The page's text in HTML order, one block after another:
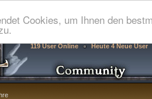
Cookies, um Ihnen den
119 User Online Heute 4 Neue User